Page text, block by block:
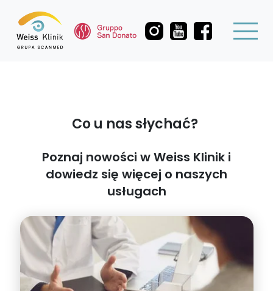
Co u nas słychać?
Poznaj nowości w Weiss Klinik i
dowiedz się więcej o naszych
usługach